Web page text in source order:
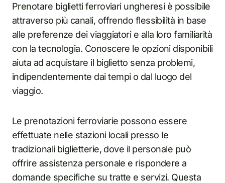
Prenotare biglietti ferroviari ungheresi è possibile
attraverso più canali, offrendo flessibilità in base
alle preferenze dei viaggiatori e alla loro familiarità
con la tecnologia. Conoscere le opzioni disponibili
aiuta ad acquistare il biglietto senza problemi,
indipendentemente dai tempi o dal luogo del
viaggio.
Le prenotazioni ferroviarie possono essere
effettuate nelle stazioni locali presso le
tradizionali biglietterie, dove il personale può
offrire assistenza personale e rispondere a
domande specifiche su tratte e servizi. Questa